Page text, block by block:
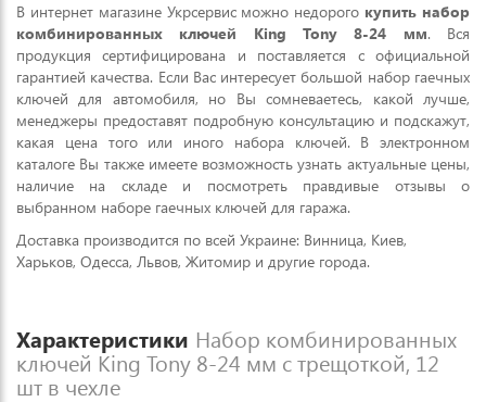
В интернет магазине Укрсервис можно недорого купить набор
комбинированных ключей King Tony 8-24 мм. Вся
продукция сертифицирована и поставляется с официальной
гарантией качества. Если Вас интересует большой набор гаечных
ключей для автомобиля, но Вы сомневаетесь, какой лучше,
менеджеры предоставят подробную консультацию и подскажут,
какая цена того или иного набора ключей. В электронном
каталоге Вы также имеете возможность узнать актуальные цены,
наличие на складе и посмотреть правдивые отзывы о
выбранном наборе гаечных ключей для гаража.
Доставка производится по всей Украине: Винница, Киев,
Харьков, Одесса, Львов, Житомир и другие города.
Характеристики Набор комбинированных
ключей King Tony 8-24 мм с трещоткой, 12
шт в чехле